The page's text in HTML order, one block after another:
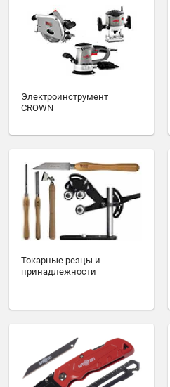
Электроинструмент
CROWN
Токарные резцы и
принадлежности